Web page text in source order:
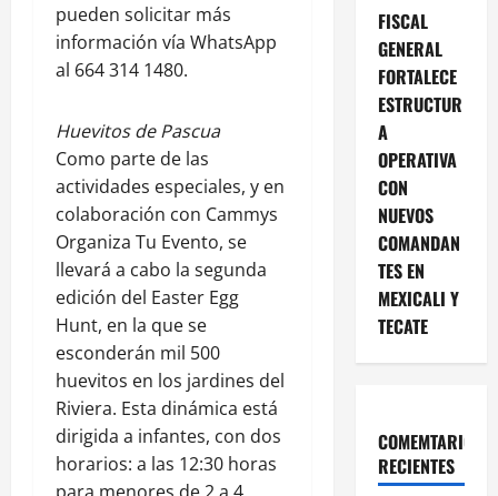
pueden solicitar más
información vía WhatsApp
al 664 314 1480.
Huevitos de Pascua
Como parte de las
actividades especiales, y en
colaboración con Cammys
Organiza Tu Evento, se
llevará a cabo la segunda
edición del Easter Egg
Hunt, en la que se
esconderán mil 500
huevitos en los jardines del
Riviera. Esta dinámica está
dirigida a infantes, con dos
horarios: a las 12:30 horas
FISCAL
GENERAL
FORTALECE
ESTRUCTUR
A
OPERATIVA
CON
NUEVOS
COMANDAN
TES EN
MEXICALI Y
TECATE
COMEMTARIOS
RECIENTES